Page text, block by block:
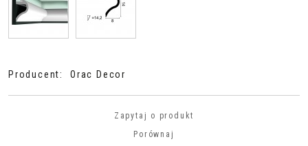
Producent: Orac Decor
Zapytaj o produkt
Porównaj